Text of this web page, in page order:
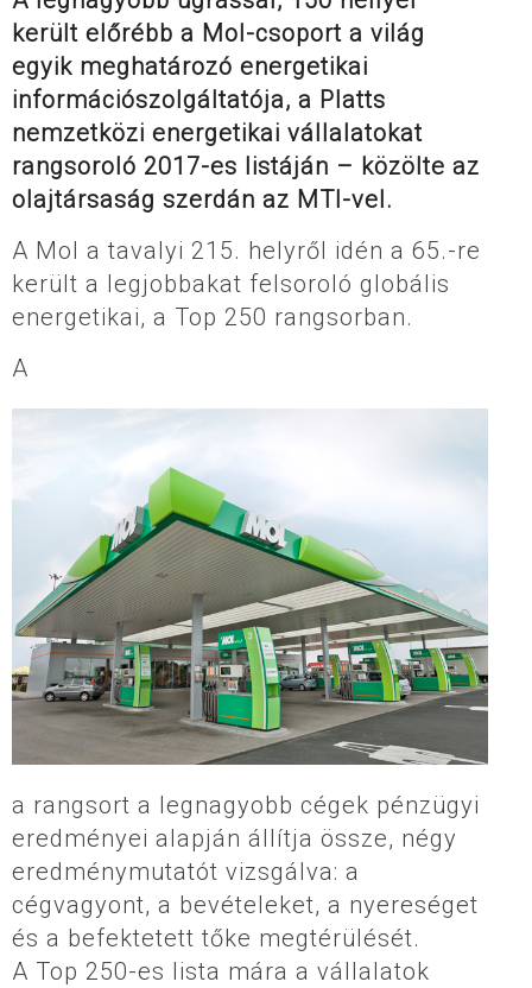
került előrébb a Mol-csoport a világ
egyik meghatározó energetikai
információszolgáltatója, a Platts
nemzetközi energetikai vállalatokat
rangsoroló 2017-es listáján – közölte az
olajtársaság szerdán az MTI-vel.
A Mol a tavalyi 215. helyről idén a 65.-re
került a legjobbakat felsoroló globális
energetikai, a Top 250 rangsorban.
A
a rangsort a legnagyobb cégek pénzügyi
eredményei alapján állítja össze, négy
eredménymutatót vizsgálva: a
cégvagyont, a bevételeket, a nyereséget
és a befektetett tőke megtérülését.
A Top 250-es lista mára a vállalatok